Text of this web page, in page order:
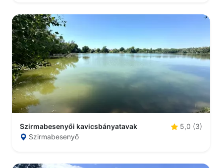
Szirmabesenyői kavicsbányatavak
5,0 (3)
Szirmabesenyő